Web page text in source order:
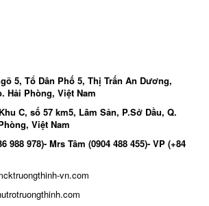
5, Tổ Dân Phố 5, Thị Trấn An Dương,
Hải Phòng, Việt Nam
C, số 57 km5, Lâm Sản, P.Sở Dầu, Q.
Việt Nam
988 978)- Mrs Tâm (0904 488 455)- VP (+84
vn.com